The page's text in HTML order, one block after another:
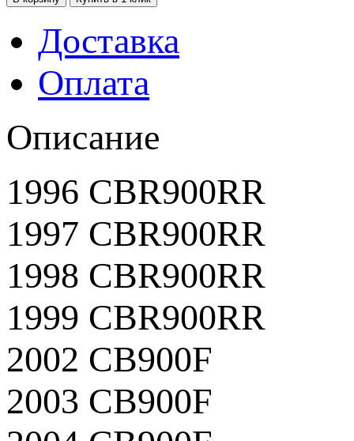
Доставка
Оплата
Описание
1996 CBR900RR
1997 CBR900RR
1998 CBR900RR
1999 CBR900RR
2002 CB900F
2003 CB900F